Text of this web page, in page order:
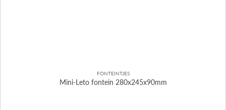
FONTEINTJES
Mini-Leto fontein 280x245x90mm